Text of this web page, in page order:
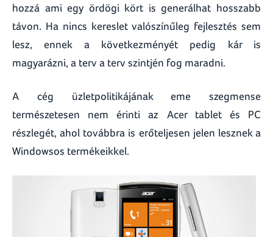
hozzá ami egy ördögi kört is generálhat hosszabb
távon. Ha nincs kereslet valószínűleg fejlesztés sem
lesz, ennek a következményét pedig kár is
magyarázni, a terv a terv szintjén fog maradni.
A cég üzletpolitikájának eme szegmense
természetesen nem érinti az Acer tablet és PC
részlegét, ahol továbbra is erőteljesen jelen lesznek a
Windowsos termékeikkel.